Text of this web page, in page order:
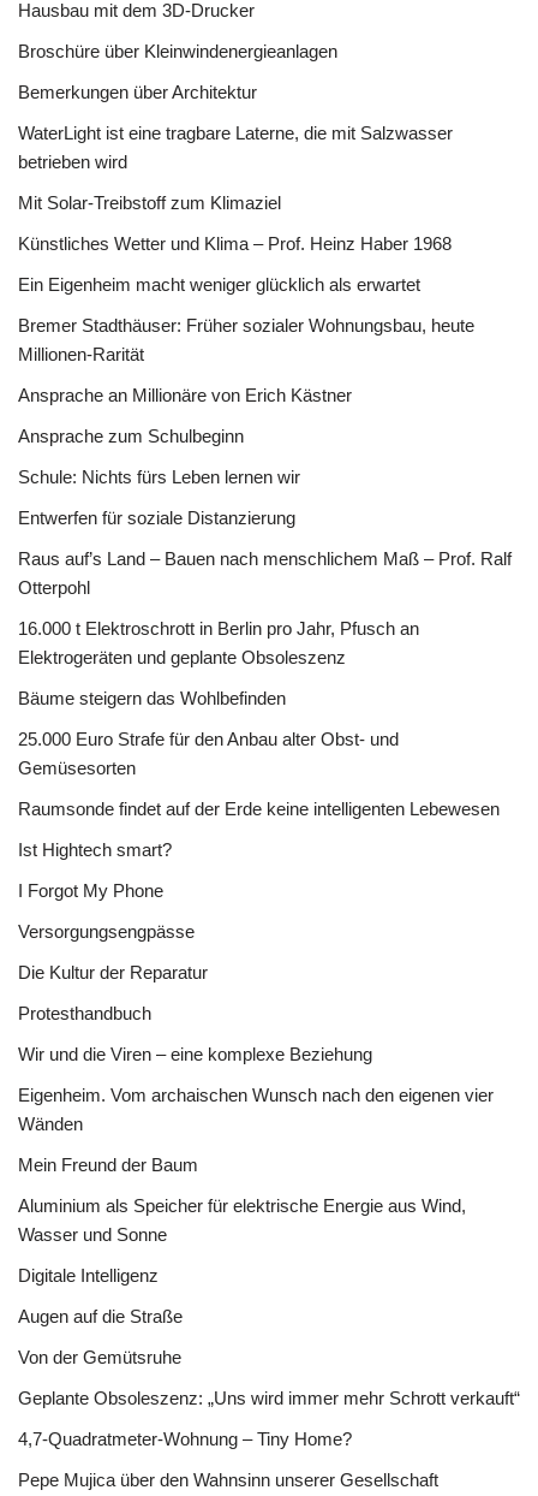
Hausbau mit dem 3D-Drucker
Broschüre über Kleinwindenergieanlagen
Bemerkungen über Architektur
WaterLight ist eine tragbare Laterne, die mit Salzwasser
betrieben wird
Mit Solar-Treibstoff zum Klimaziel
Künstliches Wetter und Klima – Prof. Heinz Haber 1968
Ein Eigenheim macht weniger glücklich als erwartet
Bremer Stadthäuser: Früher sozialer Wohnungsbau, heute
Millionen-Rarität
Ansprache an Millionäre von Erich Kästner
Ansprache zum Schulbeginn
Schule: Nichts fürs Leben lernen wir
Entwerfen für soziale Distanzierung
Raus auf’s Land – Bauen nach menschlichem Maß – Prof. Ralf
Otterpohl
16.000 t Elektroschrott in Berlin pro Jahr, Pfusch an
Elektrogeräten und geplante Obsoleszenz
Bäume steigern das Wohlbefinden
25.000 Euro Strafe für den Anbau alter Obst- und
Gemüsesorten
Raumsonde findet auf der Erde keine intelligenten Lebewesen
Ist Hightech smart?
I Forgot My Phone
Versorgungsengpässe
Die Kultur der Reparatur
Protesthandbuch
Wir und die Viren – eine komplexe Beziehung
Eigenheim. Vom archaischen Wunsch nach den eigenen vier
Wänden
Mein Freund der Baum
Aluminium als Speicher für elektrische Energie aus Wind,
Wasser und Sonne
Digitale Intelligenz
Augen auf die Straße
Von der Gemütsruhe
Geplante Obsoleszenz: „Uns wird immer mehr Schrott verkauft“
4,7-Quadratmeter-Wohnung – Tiny Home?
Pepe Mujica über den Wahnsinn unserer Gesellschaft